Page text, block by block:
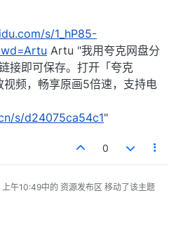
s/1_hP85-
Artu "我用夸克网盘分
接即可保存。打开「夸克
频，畅享原画5倍速，支持电
s/d24075ca54c1"
0
午10:49中的 资源发布区 移动了该主题